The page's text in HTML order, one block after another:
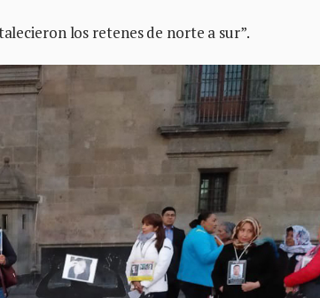
los retenes de norte a sur”.